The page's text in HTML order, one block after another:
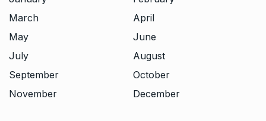
March
April
May
June
July
August
September
October
November
December